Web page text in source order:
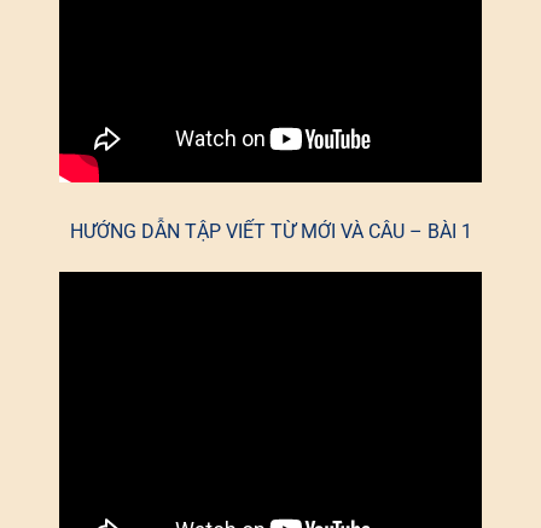
HƯỚNG DẪN TẬP VIẾT TỪ MỚI VÀ CÂU – BÀI 1